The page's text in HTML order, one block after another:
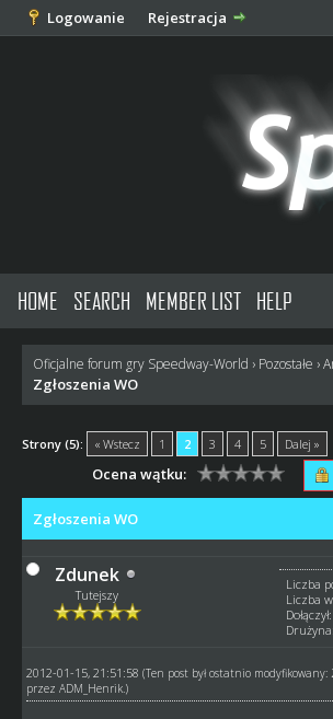
Logowanie Rejestracja
HOME SEARCH MEMBER LIST HELP
Oficjalne forum gry Speedway-World › Pozostałe ›
Zgłoszenia WO
Strony (5): « Wstecz 1 2 3 4 5 Dalej »
Ocena wątku:
Zgłoszenia WO
Zdunek
Tutejszy
Liczba
Liczba
2012-01-15, 21:51:58 (Ten post był ostatnio
przez ADM_Henrik.)